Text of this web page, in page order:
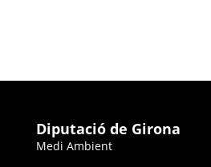
Diputació de Girona
Medi Ambient